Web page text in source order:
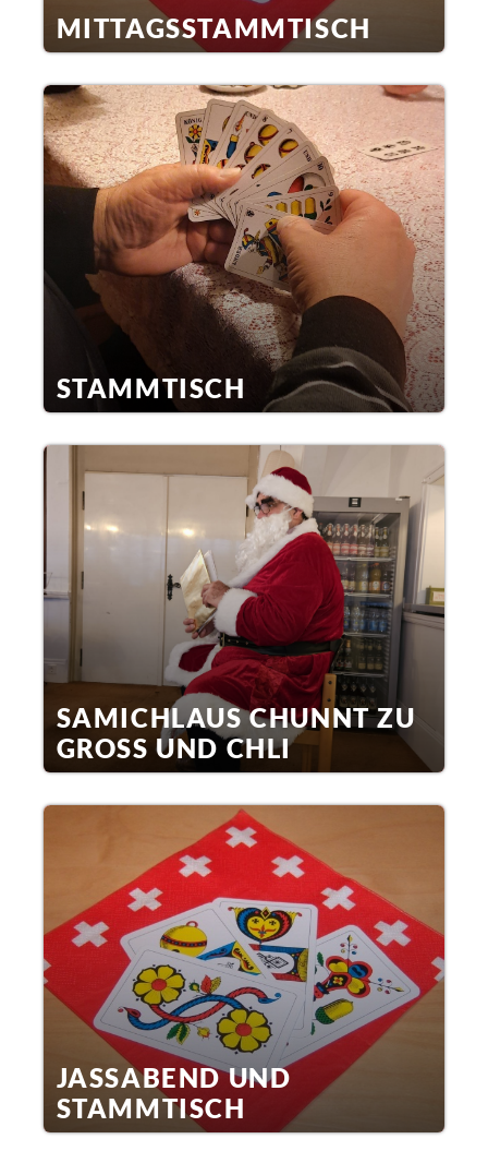
MITTAGSSTAMMTISCH
STAMMTISCH
SAMICHLAUS CHUNNT ZU
GROSS UND CHLI
JASSABEND UND
STAMMTISCH